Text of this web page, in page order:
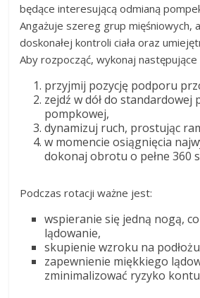
będące interesującą odmianą
Angażuje szereg grup mięśniowych,
doskonałej kontroli ciała oraz
Aby rozpocząć, wykonaj następujące
przyjmij pozycję podporu
zejdź w dół do standardowej
pompkowej,
dynamizuj ruch, prostując
w momencie osiągnięcia
dokonaj obrotu o pełne 360
Podczas rotacji ważne jest:
wspieranie się jedną nogą,
lądowanie,
skupienie wzroku na
zapewnienie miękkiego
zminimalizować ryzyko